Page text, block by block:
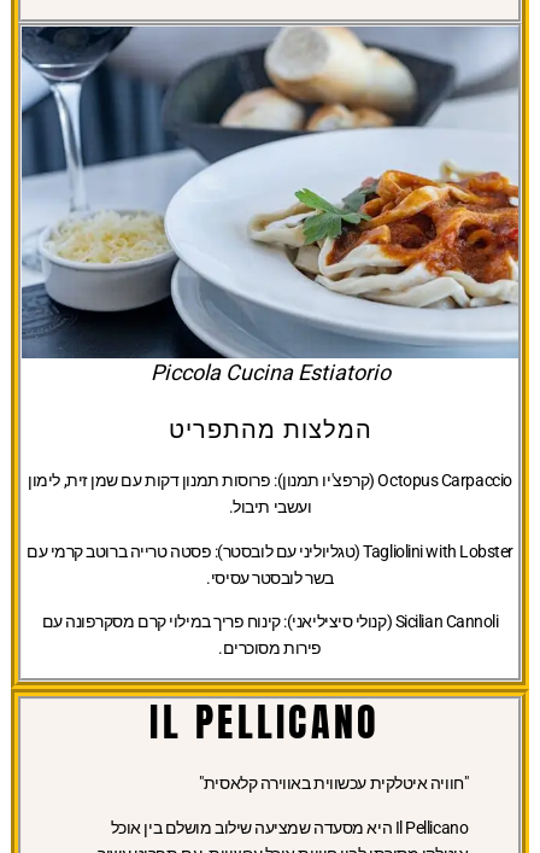
Piccola Cucina Estiatorio
המלצות מהתפריט
Octopus Carpaccio (קרפצ'יו תמנון):
פרוסות תמנון דקות עם שמן זית, לימון
ועשבי תיבול.
Tagliolini with Lobster (טגליוליני עם לובסטר):
פסטה טרייה ברוטב קרמי עם
בשר לובסטר עסיסי.
Sicilian Cannoli (קנולי סיציליאני):
קינוח פריך במילוי קרם מסקרפונה עם
פירות מסוכרים.
IL PELLICANO
"חוויה איטלקית עכשווית באווירה קלאסית"
Il Pellicano היא מסעדה שמציעה שילוב מושלם בין אוכל